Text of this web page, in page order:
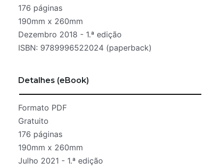
176 páginas
190mm x 260mm
Dezembro 2018 - 1.ª edição
ISBN: 9789996522024 (paperback)
Detalhes (eBook)
Formato PDF
Gratuito
176 páginas
190mm x 260mm
Julho 2021 - 1.ª edição